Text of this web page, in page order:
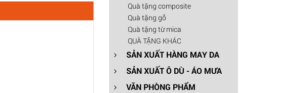
Quà tặng composite
Quà tặng gỗ
Quà tặng từ mica
QUÀ TẶNG KHÁC
SẢN XUẤT HÀNG MAY DA
SẢN XUẤT Ô DÙ - ÁO MƯA
VĂN PHÒNG PHẨM